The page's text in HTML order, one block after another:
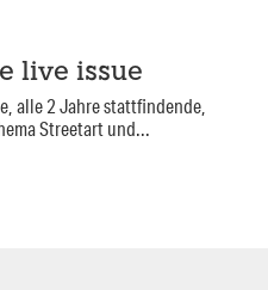
live issue
alle 2 Jahre stattfindende,
Streetart und...